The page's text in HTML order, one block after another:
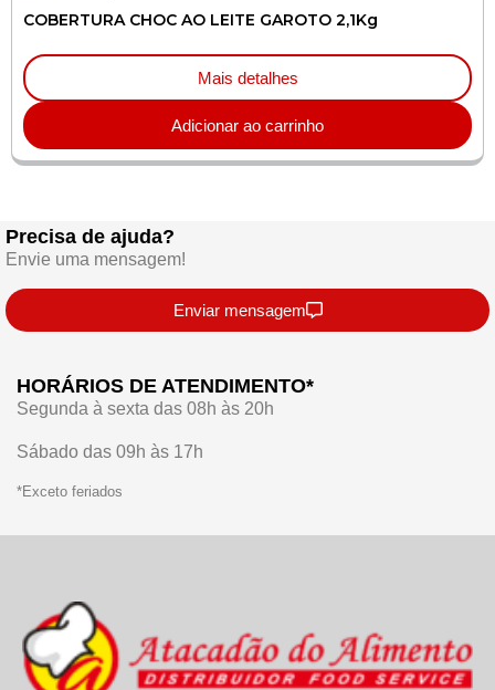
COBERTURA CHOC AO LEITE GAROTO 2,1Kg
Mais detalhes
Adicionar ao carrinho
Precisa de ajuda?
Envie uma mensagem!
Enviar mensagem
HORÁRIOS DE ATENDIMENTO*
Segunda à sexta das 08h às 20h
Sábado das 09h às 17h
*Exceto feriados